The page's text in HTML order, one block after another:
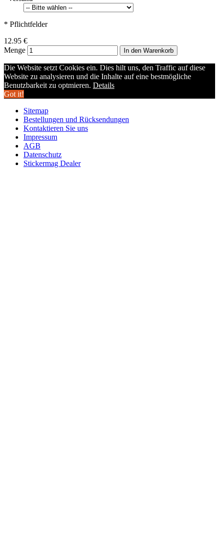
* Pflichtfelder
12.95 €
Menge
In den Warenkorb
Die Website setzt Cookies ein. Dies hilt uns, den Traffic auf diese
Website zu analysieren und die Inhalte auf eine bestmögliche
Benutzbarkeit zu optmieren. Details
Got it!
Sitemap
Bestellungen und Rücksendungen
Kontaktieren Sie uns
Impressum
AGB
Datenschutz
Stickermag Dealer